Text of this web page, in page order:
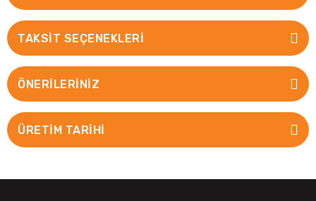
TAKSIT SEÇENEKLERI
ÖNERILERINIZ
ÜRETİM TARİHİ